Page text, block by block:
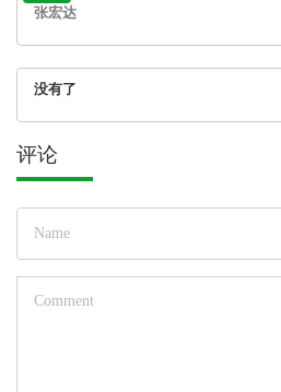
张宏达
没有了
评论